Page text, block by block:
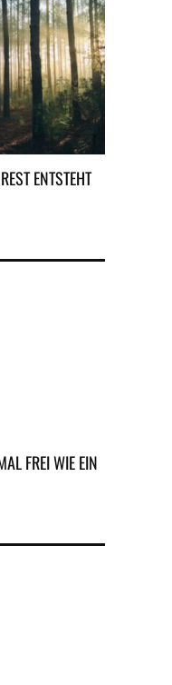
ENTSTEHT
FREI WIE EIN